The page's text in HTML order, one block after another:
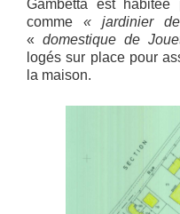
Gambetta est habitée
comme « jardinier
« domestique de
logés sur place pour
la maison.